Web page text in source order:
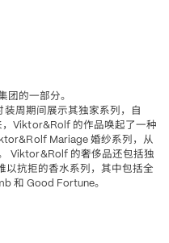
团的一部分。
装周期间展示其独家系列，自
，Viktor&Rolf 的作品唤起了一种
Mariage 婚纱系列，从
Viktor&Rolf 的奢侈品还包括独
以抗拒的香水系列，其中包括全
和 Good Fortune。